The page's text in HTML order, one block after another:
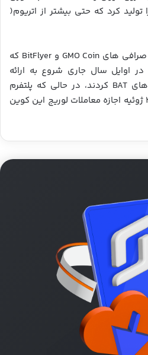
دلار را تولید کرد که حتی بیشتر از اتریوم(
در پایان لازم به ذکر است که صرافی های GMO Coin و BitFlyer که
اوایل سال جاری شروع به ارائه
پشتیبانی از دارندگان توکن های BAT کردند، در حالی که پلتفرم
DeFi DMM بیت کوین نیز از ۲۲ ژوئیه اجازه معاملات لوریج این کوین